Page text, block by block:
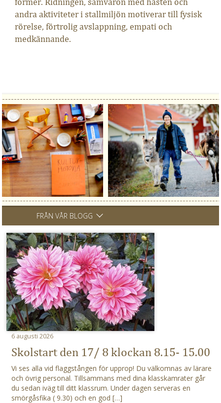
former. Ridningen, samvaron med hästen och
andra aktiviteter i stallmiljön motiverar till fysisk
rörelse, förtrolig avslappning, empati och
medkännande.
FRÅN VÅR BLOGG
6 augusti 2026
Skolstart den 17/ 8 klockan 8.15- 15.00
Vi ses alla vid flaggstången för upprop! Du välkomnas av lärare
och övrig personal. Tillsammans med dina klasskamrater går
du sedan iväg till ditt klassrum. Under dagen serveras en
smörgåsfika ( 9.30) och en god […]